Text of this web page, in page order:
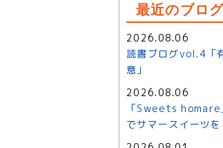
最近のブロ
2026.08.06
読書ブログvol.4「
意」
2026.08.06
「Sweets homare
でサマースイーツを